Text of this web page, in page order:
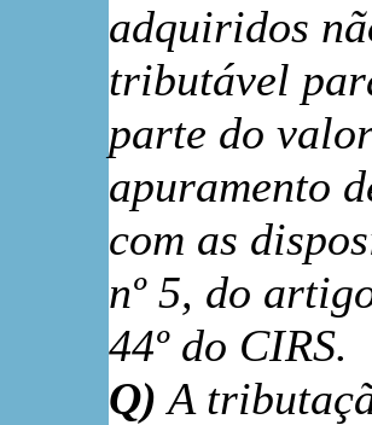
adquiridos
tributável
parte do
apuramento
com as
nº 5, do
44º do CIRS.
Q) A